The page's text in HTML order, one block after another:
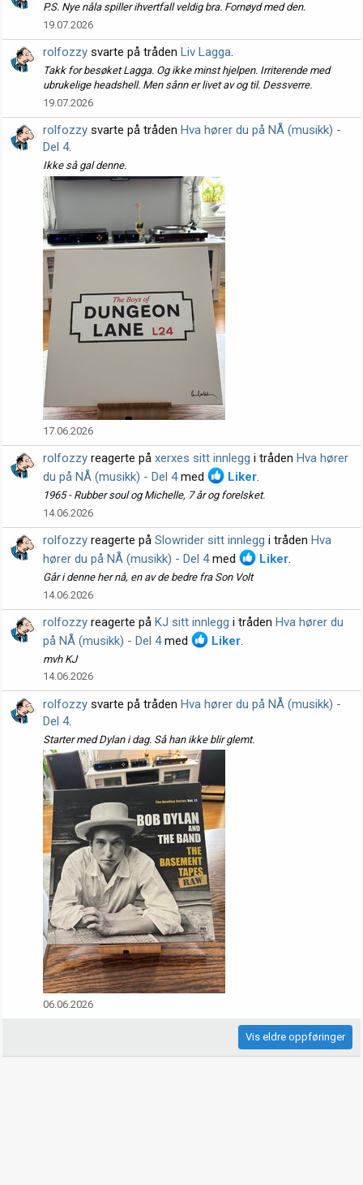
P.S. Nye nåla spiller ihvertfall veldig bra. Fornøyd med den.
19.07.2026
rolfozzy svarte på tråden Liv Lagga.
Takk for besøket Lagga. Og ikke minst hjelpen. Irriterende med
ubrukelige headshell. Men sånn er livet av og til. Dessverre.
19.07.2026
rolfozzy svarte på tråden Hva hører du på NÅ (musikk) -
Del 4.
Ikke så gal denne.
17.06.2026
rolfozzy reagerte på xerxes sitt innlegg i tråden Hva hører
du på NÅ (musikk) - Del 4med Liker.
1965 - Rubber soul og Michelle, 7 år og forelsket.
14.06.2026
rolfozzy reagerte på Slowrider sitt innlegg i tråden Hva
hører du på NÅ (musikk) - Del 4med Liker.
Går i denne her nå, en av de bedre fra Son Volt
14.06.2026
rolfozzy reagerte på KJ sitt innlegg i tråden Hva hører du
på NÅ (musikk) - Del 4med Liker.
mvh KJ
14.06.2026
rolfozzy svarte på tråden Hva hører du på NÅ (musikk) -
Del 4.
Starter med Dylan i dag. Så han ikke blir glemt.
06.06.2026
Vis eldre oppføringer